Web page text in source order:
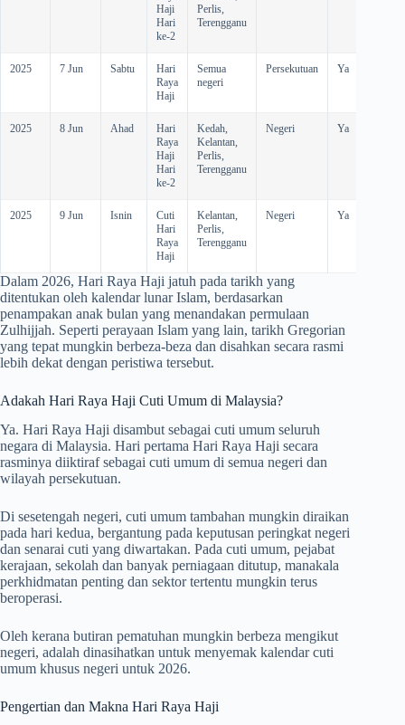
Haji
Hari
ke-2
Perlis,
Terengganu
2025 7 Jun Sabtu
Hari
Raya
Haji
Semua
negeri
Persekutuan Ya
2025 8 Jun Ahad
Hari
Raya
Haji
Hari
ke-2
Kedah,
Kelantan,
Perlis,
Terengganu
Negeri Ya
2025 9 Jun Isnin
Cuti
Hari
Raya
Haji
Kelantan,
Perlis,
Terengganu
Negeri Ya
Dalam 2026, Hari Raya Haji jatuh pada tarikh yang
ditentukan oleh kalendar lunar Islam, berdasarkan
penampakan anak bulan yang menandakan permulaan
Zulhijjah. Seperti perayaan Islam yang lain, tarikh Gregorian
yang tepat mungkin berbeza-beza dan disahkan secara rasmi
lebih dekat dengan peristiwa tersebut.
Adakah Hari Raya Haji Cuti Umum di Malaysia?
Ya. Hari Raya Haji disambut sebagai cuti umum seluruh
negara di Malaysia. Hari pertama Hari Raya Haji secara
rasminya diiktiraf sebagai cuti umum di semua negeri dan
wilayah persekutuan.
Di sesetengah negeri, cuti umum tambahan mungkin diraikan
pada hari kedua, bergantung pada keputusan peringkat negeri
dan senarai cuti yang diwartakan. Pada cuti umum, pejabat
kerajaan, sekolah dan banyak perniagaan ditutup, manakala
perkhidmatan penting dan sektor tertentu mungkin terus
beroperasi.
Oleh kerana butiran pematuhan mungkin berbeza mengikut
negeri, adalah dinasihatkan untuk menyemak kalendar cuti
umum khusus negeri untuk 2026.
Pengertian dan Makna Hari Raya Haji